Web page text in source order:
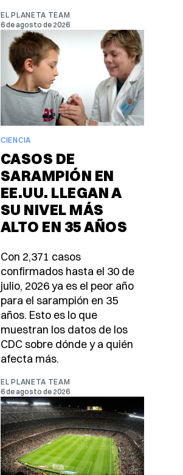
EL PLANETA TEAM
6 de agosto de 2026
CIENCIA
CASOS DE
SARAMPIÓN EN
EE.UU. LLEGAN A
SU NIVEL MÁS
ALTO EN 35 AÑOS
Con 2,371 casos
confirmados hasta el 30 de
julio, 2026 ya es el peor año
para el sarampión en 35
años. Esto es lo que
muestran los datos de los
CDC sobre dónde y a quién
afecta más.
EL PLANETA TEAM
6 de agosto de 2026